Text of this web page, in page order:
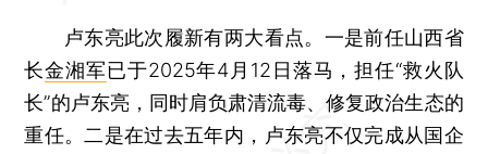
卢东亮此次履新有两大看点。一是前任山西省
长金湘军已于2025年4月12日落马，担任“救火队
长”的卢东亮，同时肩负肃清流毒、修复政治生态的
重任。二是在过去五年内，卢东亮不仅完成从国企